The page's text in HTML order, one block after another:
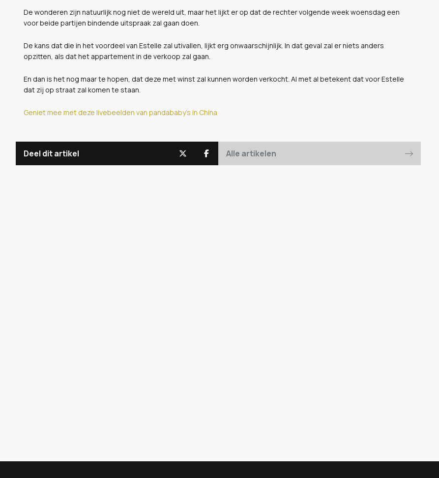
De wonderen zijn natuurlijk nog niet de wereld uit, maar het lijkt er op dat de rechter volgende week woensdag een
voor beide partijen bindende uitspraak zal gaan doen.
De kans dat die in het voordeel van Estelle zal utivallen, lijkt erg onwaarschijnlijk. In dat geval zal er niets anders
opzitten, als dat het appartement in de verkoop zal gaan.
En dan is het nog maar te hopen, dat deze met winst zal kunnen worden verkocht. Al met al betekent dat voor Estelle
dat zij op straat zal komen te staan.
Geniet mee met deze livebeelden van pandababy's in China
Deel dit artikel Alle artikelen